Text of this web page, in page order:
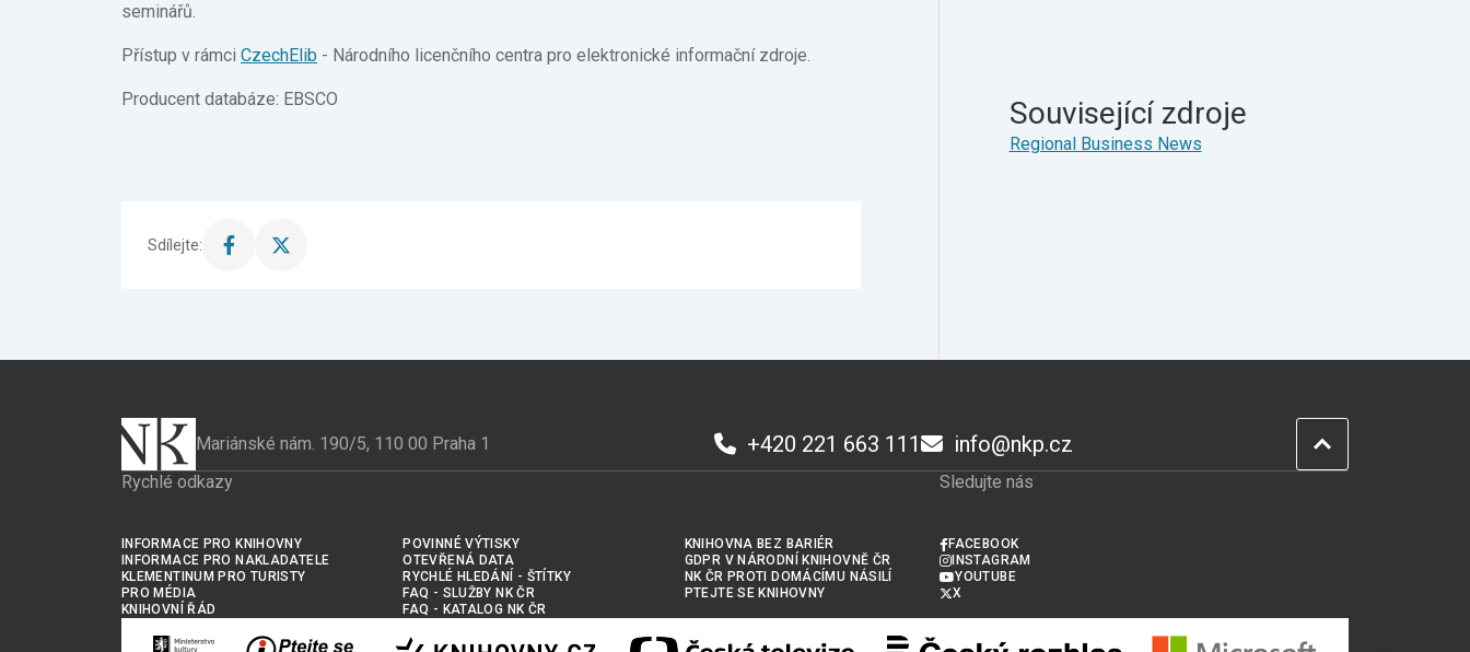
seminářů.
Přístup v rámci CzechElib - Národního licenčního centra pro elektronické informační zdroje.
Producent databáze: EBSCO
Sdílejte:
Sdílet
Sdílet
Související zdroje
Regional Business News
Mariánské nám. 190/5, 110 00 Praha 1 +420 221 663 111 info@nkp.cz
Rychlé odkazy
INFORMACE PRO KNIHOVNY
INFORMACE PRO NAKLADATELE
KLEMENTINUM PRO TURISTY
PRO MÉDIA
KNIHOVNÍ ŘÁD
POVINNÉ VÝTISKY
OTEVŘENÁ DATA
RYCHLÉ HLEDÁNÍ - ŠTÍTKY
FAQ - SLUŽBY NK ČR
FAQ - KATALOG NK ČR
KNIHOVNA BEZ BARIÉR
GDPR V NÁRODNÍ KNIHOVNĚ ČR
NK ČR PROTI DOMÁCÍMU NÁSILÍ
PTEJTE SE KNIHOVNY
Sledujte nás
FACEBOOK
INSTAGRAM
YOUTUBE
X